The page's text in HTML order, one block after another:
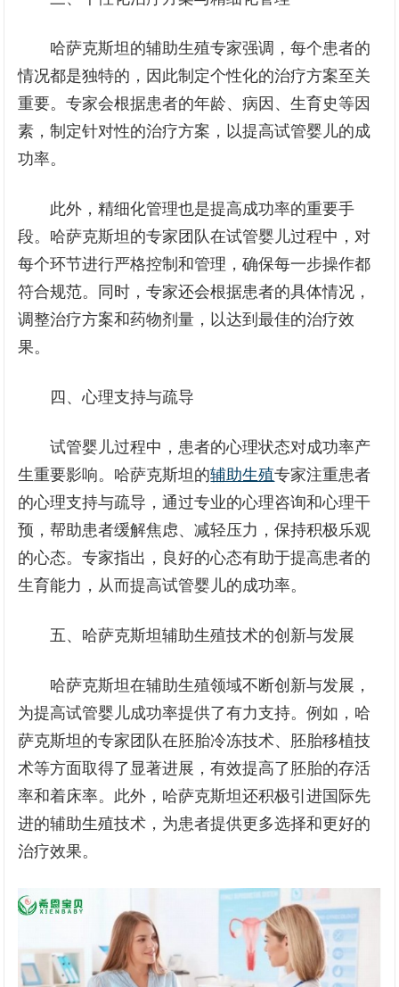
哈萨克斯坦的辅助生殖专家强调，每个患者的
情况都是独特的，因此制定个性化的治疗方案至关
重要。专家会根据患者的年龄、病因、生育史等因
素，制定针对性的治疗方案，以提高试管婴儿的成
功率。
此外，精细化管理也是提高成功率的重要手
段。哈萨克斯坦的专家团队在试管婴儿过程中，对
每个环节进行严格控制和管理，确保每一步操作都
符合规范。同时，专家还会根据患者的具体情况，
调整治疗方案和药物剂量，以达到最佳的治疗效
果。
四、心理支持与疏导
试管婴儿过程中，患者的心理状态对成功率产
生重要影响。哈萨克斯坦的辅助生殖专家注重患者
的心理支持与疏导，通过专业的心理咨询和心理干
预，帮助患者缓解焦虑、减轻压力，保持积极乐观
的心态。专家指出，良好的心态有助于提高患者的
生育能力，从而提高试管婴儿的成功率。
五、哈萨克斯坦辅助生殖技术的创新与发展
哈萨克斯坦在辅助生殖领域不断创新与发展，
为提高试管婴儿成功率提供了有力支持。例如，哈
萨克斯坦的专家团队在胚胎冷冻技术、胚胎移植技
术等方面取得了显著进展，有效提高了胚胎的存活
率和着床率。此外，哈萨克斯坦还积极引进国际先
进的辅助生殖技术，为患者提供更多选择和更好的
治疗效果。